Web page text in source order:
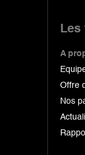
Les
A
Offre
Nos